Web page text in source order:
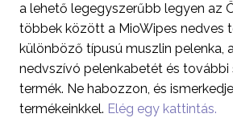
a lehető legegyszerűbb legyen az
többek között a MioWipes nedves
különböző típusú muszlin pelenka,
nedvszívó pelenkabetét és további
termék. Ne habozzon, és
termékeinkkel. Elég egy kattintás.